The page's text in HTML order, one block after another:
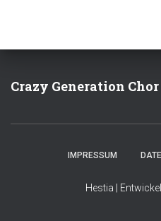
Crazy Generation Chor
IMPRESSUM
Hestia |